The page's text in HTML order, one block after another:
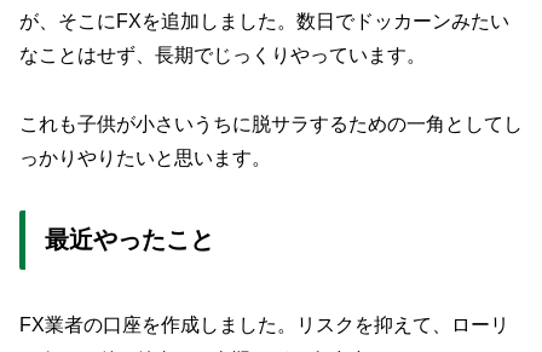
が、そこにFXを追加しました。数日でドッカーンみたい
なことはせず、長期でじっくりやっています。
これも子供が小さいうちに脱サラするための一角としてし
っかりやりたいと思います。
最近やったこと
FX業者の口座を作成しました。リスクを抑えて、ローリ